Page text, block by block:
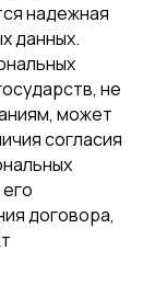
надежная
данных.
не
может
согласия
договора,